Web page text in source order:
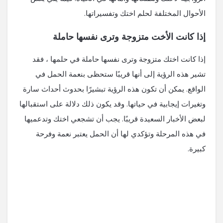
الأحوال المختلفة لحلم اختك وتفسيراتها.
إذا كانت الأخت متزوجة وترى نفسها حاملة
إذا كانت اختك متزوجة وترى نفسها حاملة في حلمها ، فقد
تشير هذه الرؤية إلى أنها قريبًا ستحظى بنعمة الحمل في
الواقع. يمكن أن تكون هذه الرؤية تبشيرًا بحدوث أحداث سارة
وتغيرات إيجابية في حياتها. وقد يكون ذلك دلالة على استقبالها
لبعض الأخبار السعيدة قريبًا. يجب أن تشجعي اختك وتدعميها
في هذه المرحلة وتؤكدي لها أن الحمل يعتبر نعمة وفرحة
كبيرة.